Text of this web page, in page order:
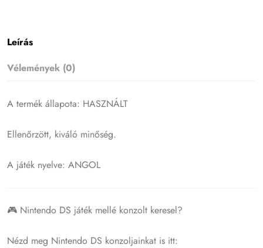
Leírás
Vélemények (0)
A termék állapota: HASZNÁLT
Ellenőrzött, kiváló minőség.
A játék nyelve: ANGOL
🎮 Nintendo DS játék mellé konzolt keresel?
Nézd meg Nintendo DS konzoljainkat is itt: